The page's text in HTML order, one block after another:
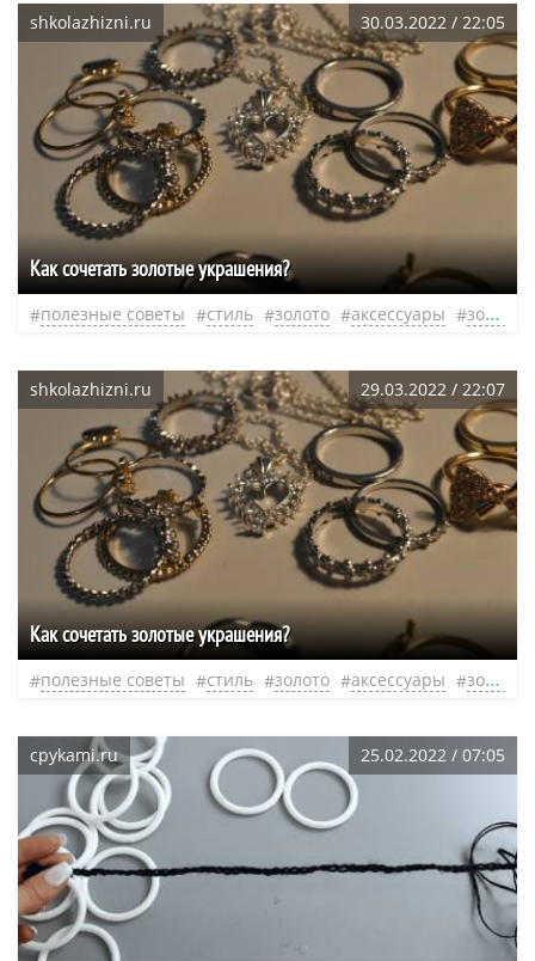
shkolazhizni.ru 30.03.2022 / 22:05
Как сочетать золотые украшения?
полезные советы стиль золото аксессуары золотые украшения
shkolazhizni.ru 29.03.2022 / 22:07
Как сочетать золотые украшения?
полезные советы стиль золото аксессуары золотые украшения
cpykami.ru 25.02.2022 / 07:05